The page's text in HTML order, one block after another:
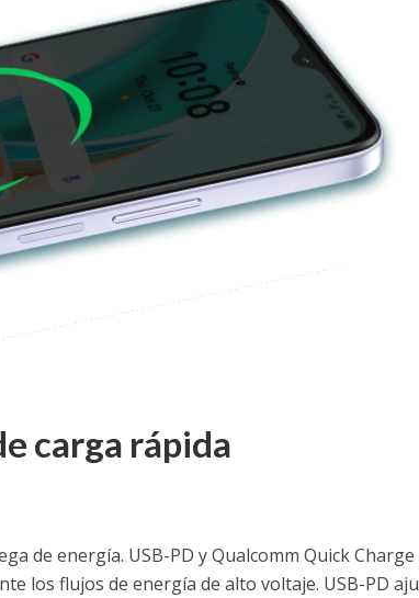
carga rápida
de energía. USB-PD y Qualcomm Quick Charge
los flujos de energía de alto voltaje. USB-PD